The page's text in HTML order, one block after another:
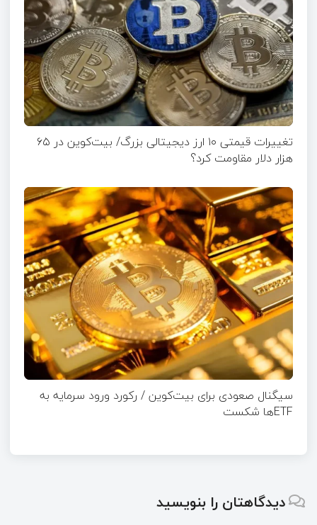
تغییرات قیمتی ۱۰ ارز دیجیتالی بزرگ/ بیت‌کوین در ۶۵
هزار دلار مقاومت کرد؟
سیگنال صعودی برای بیت‌کوین / رکورد ورود سرمایه به
ETFها شکست
دیدگاهتان را بنویسید